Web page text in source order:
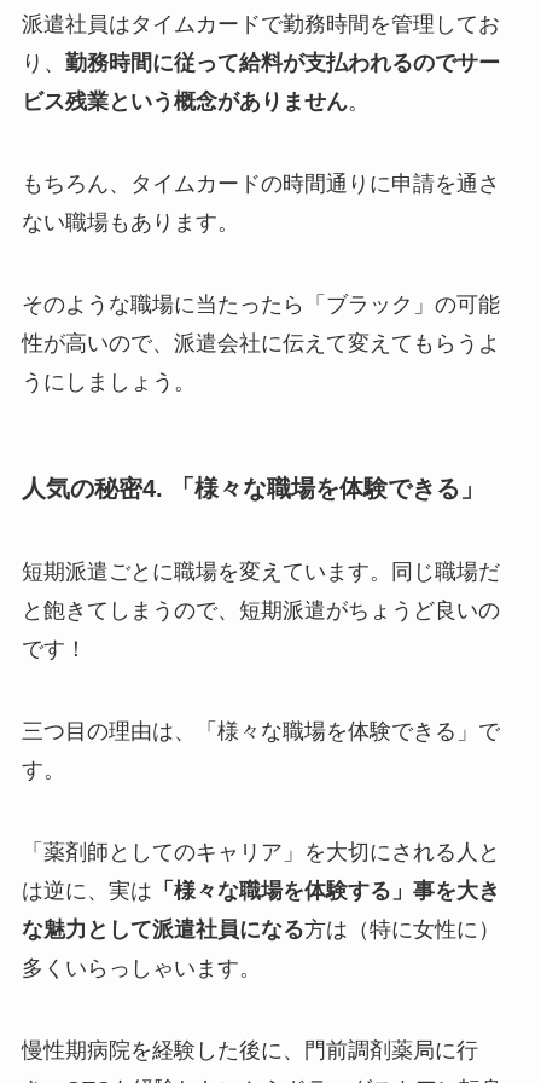
派遣社員はタイムカードで勤務時間を管理してお
り、 勤務時間に従って給料が支払われるのでサー
ビス残業という概念がありません。
もちろん、タイムカードの時間通りに申請を通さ
ない職場もあります。
そのような職場に当たったら「ブラック」の可能
性が高いので、派遣会社に伝えて変えてもらうよ
うにしましょう。
人気の秘密4. 「様々な職場を体験できる」
短期派遣ごとに職場を変えています。同じ職場だ
と飽きてしまうので、短期派遣がちょうど良いの
です！
三つ目の理由は、「様々な職場を体験できる」で
す。
「薬剤師としてのキャリア」を大切にされる人と
は逆に、実は 「様々な職場を体験する」事を大き
な魅力として派遣社員になる方は（特に女性に）
多くいらっしゃいます。
慢性期病院を経験した後に、門前調剤薬局に行